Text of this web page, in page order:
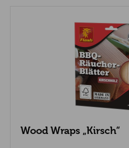
Wood Wraps „Kirsch“